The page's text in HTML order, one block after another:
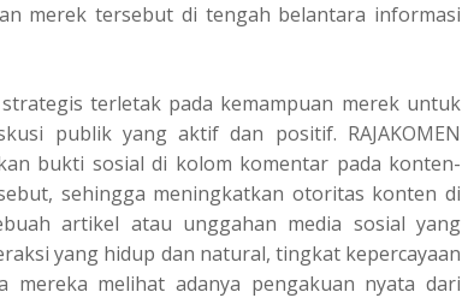
merek tersebut di tengah belantara informasi
terletak pada kemampuan merek untuk
publik yang aktif dan positif. RAJAKOMEN
bukti sosial di kolom komentar pada konten-
sehingga meningkatkan otoritas konten di
artikel atau unggahan media sosial yang
yang hidup dan natural, tingkat kepercayaan
mereka melihat adanya pengakuan nyata dari